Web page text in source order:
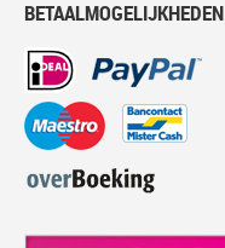
BETAALMOGELIJKHEDEN